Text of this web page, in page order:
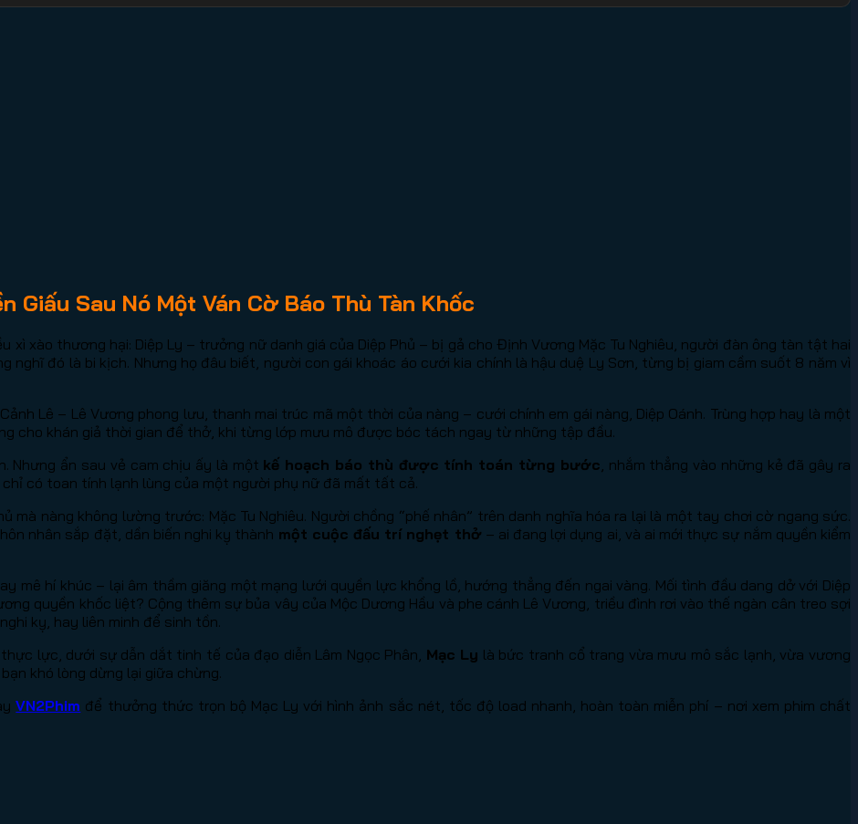
Giấu Sau Nó Một Ván Cờ Báo Thù Tàn Khốc
xì xào thương hại: Diệp Ly – trưởng nữ danh giá của Diệp Phủ – bị gả cho Định Vương Mặc Tu Nghiêu, người đàn ông tàn tật hai
nghĩ đó là bi kịch. Nhưng họ đâu biết, người con gái khoác áo cưới kia chính là hậu duệ Ly Sơn, từng bị giam cầm suốt 8 năm vì
Lê – Lê Vương phong lưu, thanh mai trúc mã một thời của nàng – cưới chính em gái nàng, Diệp Oánh. Trùng hợp hay là một
cho khán giả thời gian để thở, khi từng lớp mưu mô được bóc tách ngay từ những tập đầu.
Nhưng ẩn sau vẻ cam chịu ấy là một kế hoạch báo thù được tính toán từng bước , nhắm thẳng vào những kẻ đã gây ra
có toan tính lạnh lùng của một người phụ nữ đã mất tất cả.
nàng không lường trước: Mặc Tu Nghiêu. Người chồng “phế nhân” trên danh nghĩa hóa ra lại là một tay chơi cờ ngang sức.
nhân sắp đặt, dần biến nghi kỵ thành một cuộc đấu trí nghẹt thở – ai đang lợi dụng ai, và ai mới thực sự nắm quyền kiểm
mê hí khúc – lại âm thầm giăng một mạng lưới quyền lực khổng lồ, hướng thẳng đến ngai vàng. Mối tình đầu dang dở với Diệp
quyền khốc liệt? Cộng thêm sự bủa vây của Mộc Dương Hầu và phe cánh Lê Vương, triều đình rơi vào thế ngàn cân treo sợi
kỵ, hay liên minh để sinh tồn.
lực, dưới sự dẫn dắt tinh tế của đạo diễn Lâm Ngọc Phân, Mạc Ly là bức tranh cổ trang vừa mưu mô sắc lạnh, vừa vương
khó lòng dừng lại giữa chừng.
VN2Phim để thưởng thức trọn bộ Mạc Ly với hình ảnh sắc nét, tốc độ load nhanh, hoàn toàn miễn phí – nơi xem phim chất